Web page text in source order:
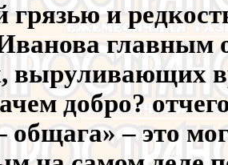
и
главным
выруливающих
добро?
– это